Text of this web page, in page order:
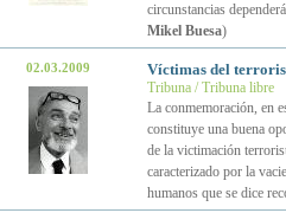
circunstancias
Mikel Buesa)
02.03.2009 Víctimas del
Tribuna / Tribuna libre
La conmemoración, en
constituye una buena
de la victimación
caracterizado por la
humanos que se dice